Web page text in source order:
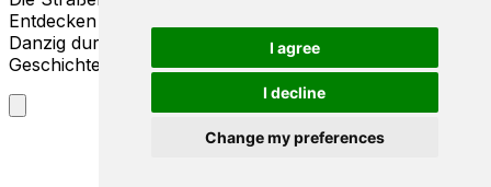
I agree
I decline
Change my preferences
Entdecken Sie die reiche Geschichte und Kultur von
Danzig durch seine Straßen, Menschen und
Geschichten.